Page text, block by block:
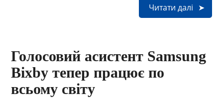
Читати далі
Голосовий асистент Samsung
Bixby тепер працює по
всьому світу